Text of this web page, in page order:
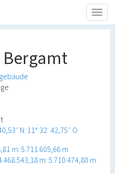
N: 11° 32′ 42,75″ O
m: 5.711.605,66 m
m: 5.710.474,80 m